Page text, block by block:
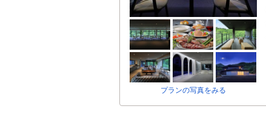
プランの写真をみる